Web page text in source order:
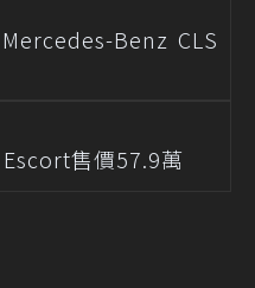
Benz CLS
售價57.9萬